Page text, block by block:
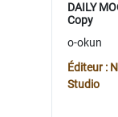
DAILY
Copy
o-okun
Éditeur :
Studio